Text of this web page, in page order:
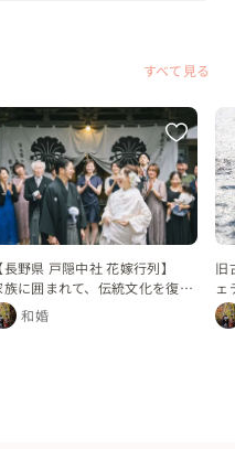
すべて見る
【長野県 戸隠中社 花嫁行列】
族に囲まれて、伝統文化を復活
た花嫁行列
和婚
旧
ェ